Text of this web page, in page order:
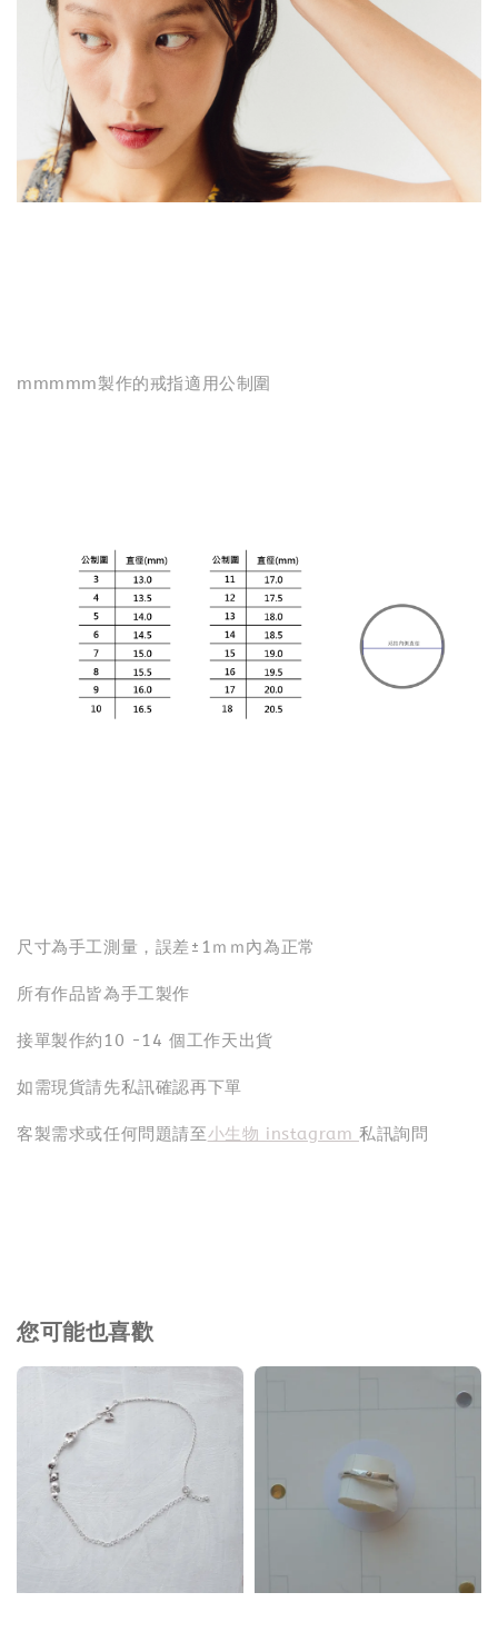
mmmmm製作的戒指適用公制圍
尺寸為手工測量，誤差±1ｍｍ內為正常
所有作品皆為手工製作
接單製作約10 -14 個工作天出貨
如需現貨請先私訊確認再下單
客製需求或任何問題請至小生物 instagram私訊詢問
您可能也喜歡